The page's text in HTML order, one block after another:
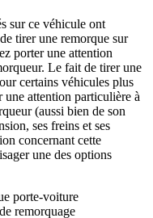
sur ce véhicule ont
tirer une remorque sur
porter une attention
Le fait de tirer une
certains véhicules plus
une attention particulière à
(aussi bien de son
ses freins et ses
concernant cette
une des options
porte-voiture
remorquage